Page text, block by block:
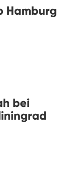
Hamburg
bei